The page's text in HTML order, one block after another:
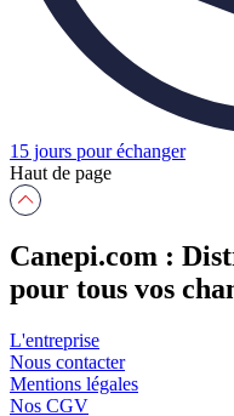
15 jours pour échanger
Haut de page
Canepi.com :
pour tous vos
L'entreprise
Nous contacter
Mentions légales
Nos CGV